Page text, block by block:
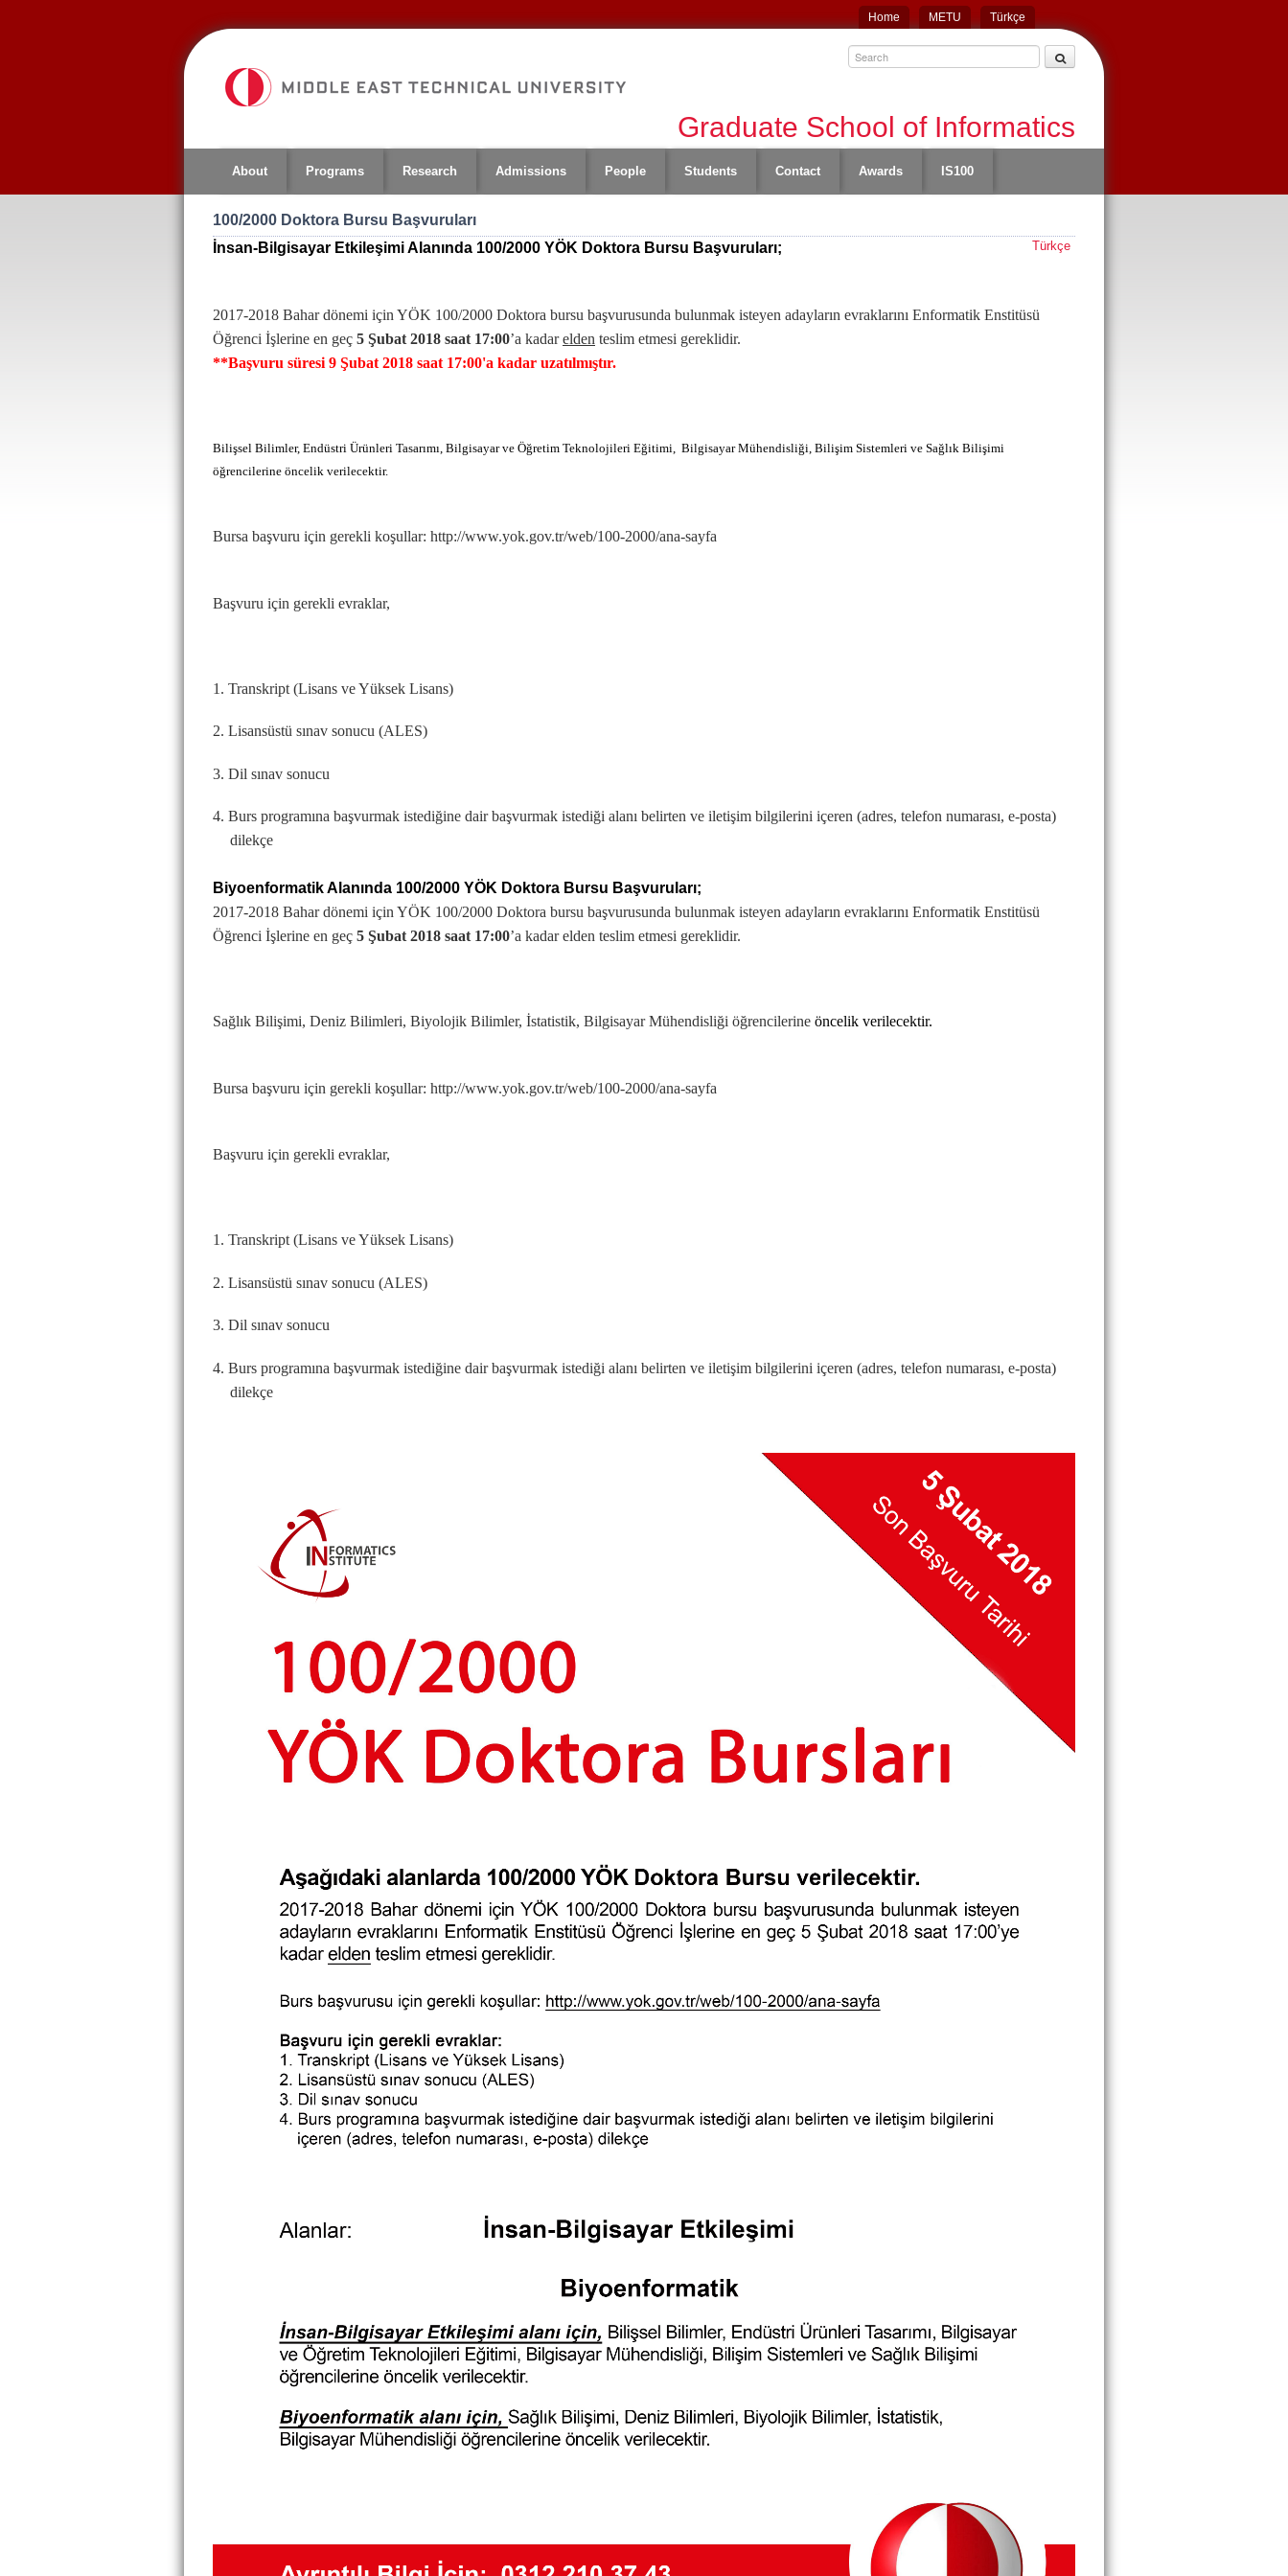
Home METU Türkçe
Graduate School of Informatics
About Programs Research Admissions People Students Contact Awards IS100
100/2000 Doktora Bursu Başvuruları
Türkçe
İnsan-Bilgisayar Etkileşimi Alanında 100/2000 YÖK Doktora Bursu Başvuruları;
2017-2018 Bahar dönemi için YÖK 100/2000 Doktora bursu başvurusunda bulunmak isteyen adayların evraklarını Enformatik Enstitüsü
Öğrenci İşlerine en geç 5 Şubat 2018 saat 17:00’a kadarelden teslim etmesi gereklidir.
**Başvuru süresi 9 Şubat 2018 saat 17:00'a kadar uzatılmıştır.
Bilişsel Bilimler, Endüstri Ürünleri Tasarımı, Bilgisayar ve Öğretim Teknolojileri Eğitimi, Bilgisayar Mühendisliği, Bilişim Sistemleri ve Sağlık Bilişimi
öğrencilerine öncelik verilecektir.
Bursa başvuru için gerekli koşullar: http://www.yok.gov.tr/web/100-2000/ana-sayfa
Başvuru için gerekli evraklar,
1. Transkript (Lisans ve Yüksek Lisans)
2. Lisansüstü sınav sonucu (ALES)
3. Dil sınav sonucu
4. Burs programına başvurmak istediğine dair başvurmak istediği alanı belirten ve iletişim bilgilerini içeren (adres, telefon numarası, e-posta)
dilekçe
Biyoenformatik Alanında 100/2000 YÖK Doktora Bursu Başvuruları;
2017-2018 Bahar dönemi için YÖK 100/2000 Doktora bursu başvurusunda bulunmak isteyen adayların evraklarını Enformatik Enstitüsü
Öğrenci İşlerine en geç 5 Şubat 2018 saat 17:00’a kadar elden teslim etmesi gereklidir.
Sağlık Bilişimi, Deniz Bilimleri, Biyolojik Bilimler, İstatistik, Bilgisayar Mühendisliği öğrencilerine öncelik verilecektir.
Bursa başvuru için gerekli koşullar: http://www.yok.gov.tr/web/100-2000/ana-sayfa
Başvuru için gerekli evraklar,
1. Transkript (Lisans ve Yüksek Lisans)
2. Lisansüstü sınav sonucu (ALES)
3. Dil sınav sonucu
4. Burs programına başvurmak istediğine dair başvurmak istediği alanı belirten ve iletişim bilgilerini içeren (adres, telefon numarası, e-posta)
dilekçe